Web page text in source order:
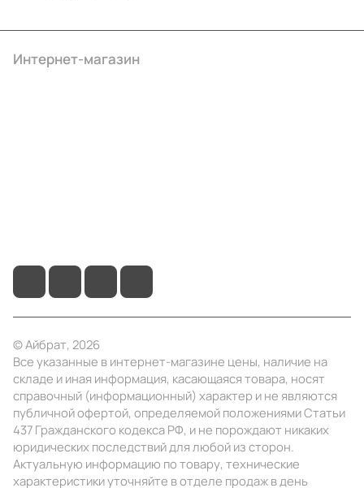
Интернет-магазин
© Айбрат, 2026
Все указанные в интернет-магазине цены, наличие на
складе и иная информация, касающаяся товара, носят
справочный (информационный) характер и не являются
публичной офертой, определяемой положениями Статьи
437 Гражданского кодекса РФ, и не порождают никаких
юридических последствий для любой из сторон.
Актуальную информацию по товару, технические
характеристики уточняйте в отделе продаж в день